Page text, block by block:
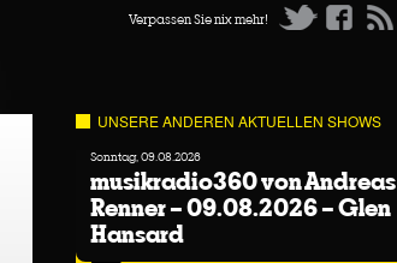
Verpassen Sie nix mehr!
UNSERE ANDEREN AKTUELLEN SHOWS
Sonntag, 09.08.2026
musikradio360 von Andreas
Renner – 09.08.2026 – Glen
Hansard